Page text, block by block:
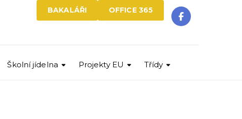
OFFICE 365
BAKALÁŘI
Školní jídelna Projekty EU Třídy